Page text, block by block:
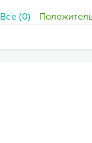
Все (0)